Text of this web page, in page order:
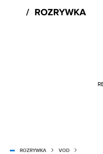
ROZRYWKA VOD